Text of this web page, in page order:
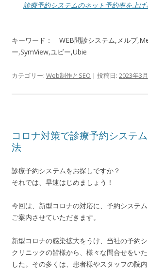
診療予約システムのネット予約率を上げ
キーワード： WEB問診システム,メルプ
ー,SymView,ユビー,Ubie
カテゴリー: Web制作とSEO | 投稿日: 2023年3
コロナ対策で診療予約システ
法
診療予約システムをお探しですか？
それでは、早速はじめましょう！
今回は、新型コロナの対応に、予約システ
ご案内させていただきます。
新型コロナの感染拡大をうけ、当社の予約
クリニックの皆様から、様々な問合せをい
した。その多くは、患者様やスタッフの院